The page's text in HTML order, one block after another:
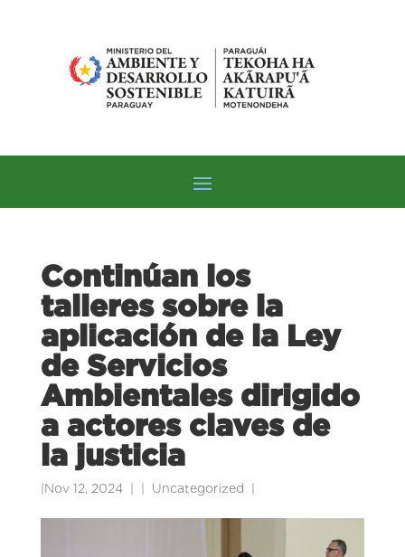
Continúan los
talleres sobre la
aplicación de la Ley
de Servicios
Ambientales dirigido
a actores claves de
la justicia
Nov 12, 2024 Uncategorized